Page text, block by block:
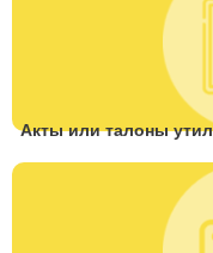
Акты или талоны